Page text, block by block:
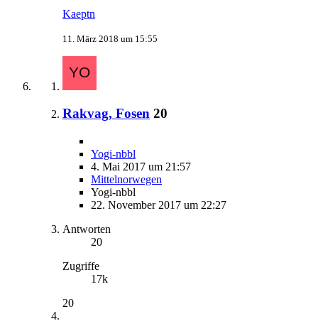
Kaeptn
11. März 2018 um 15:55
Rakvag, Fosen 20
Yogi-nbbl
4. Mai 2017 um 21:57
Mittelnorwegen
Yogi-nbbl
22. November 2017 um 22:27
Antworten
20
Zugriffe
17k
20